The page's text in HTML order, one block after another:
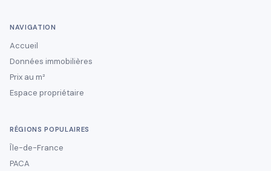
NAVIGATION
Accueil
Données immobilières
Prix au m²
Espace propriétaire
RÉGIONS POPULAIRES
Île-de-France
PACA